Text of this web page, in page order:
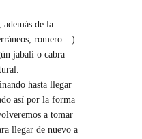
de la
romero…)
jabalí o cabra
hasta llegar
así por la forma
a tomar
llegar de nuevo a